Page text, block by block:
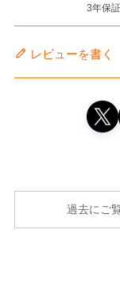
3年保証
レビューを書く
過去にご